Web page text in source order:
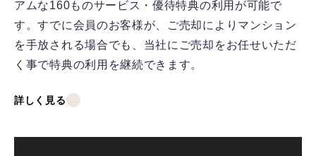
アムな160ものサービス・優待特典の利用が可能で
す。すでに会員のお客様が、ご売却によりマンション
を手放される場合でも、当社にご売却をお任せいただ
く事で特典の利用を継続できます。
詳しく見る